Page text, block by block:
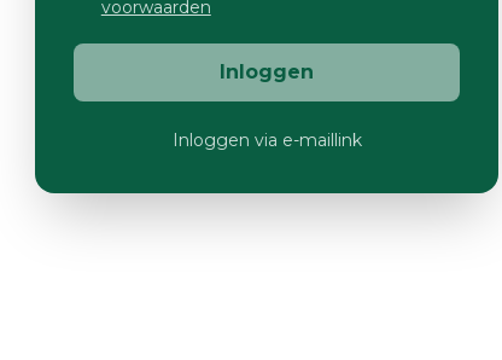
voorwaarden
Inloggen
Inloggen via e-maillink